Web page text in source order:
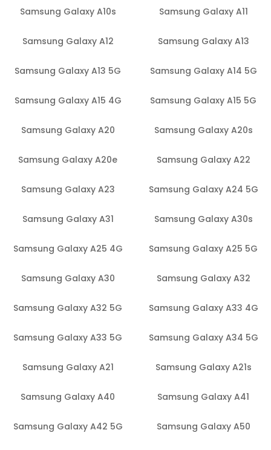
Samsung Galaxy A10s Samsung Galaxy A11
Samsung Galaxy A12 Samsung Galaxy A13
Samsung Galaxy A13 5G Samsung Galaxy A14 5G
Samsung Galaxy A15 4G Samsung Galaxy A15 5G
Samsung Galaxy A20 Samsung Galaxy A20s
Samsung Galaxy A20e Samsung Galaxy A22
Samsung Galaxy A23 Samsung Galaxy A24 5G
Samsung Galaxy A31 Samsung Galaxy A30s
Samsung Galaxy A25 4G Samsung Galaxy A25 5G
Samsung Galaxy A30 Samsung Galaxy A32
Samsung Galaxy A32 5G Samsung Galaxy A33 4G
Samsung Galaxy A33 5G Samsung Galaxy A34 5G
Samsung Galaxy A21 Samsung Galaxy A21s
Samsung Galaxy A40 Samsung Galaxy A41
Samsung Galaxy A42 5G Samsung Galaxy A50